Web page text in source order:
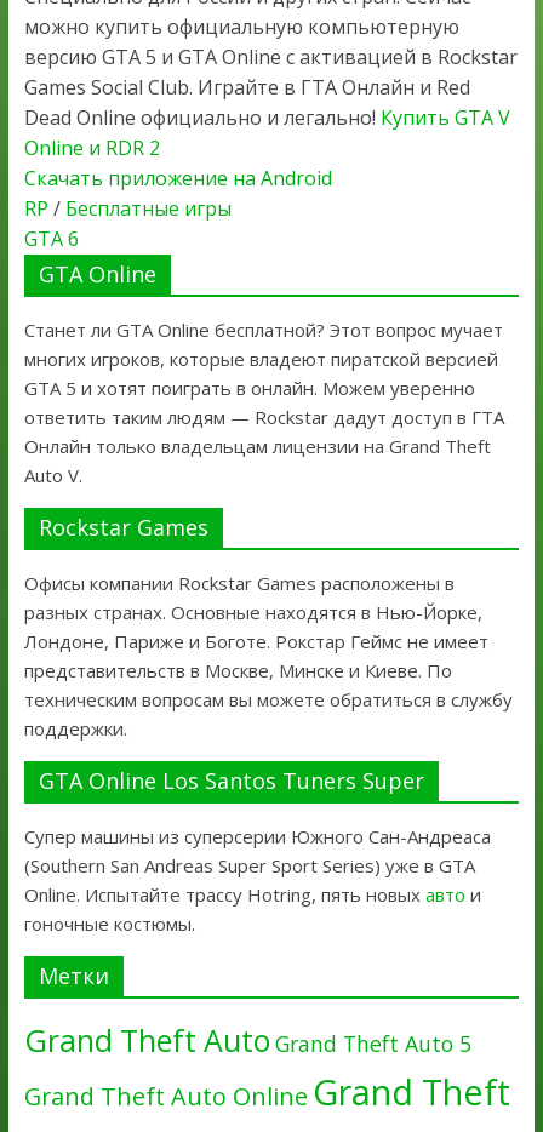
можно купить официальную компьютерную
версию GTA 5 и GTA Online с активацией в Rockstar
Games Social Club. Играйте в ГТА Онлайн и Red
Dead Online официально и легально! Купить GTA V
Online и RDR 2
Скачать приложение на Android
RP / Бесплатные игры
GTA 6
GTA Online
Станет ли GTA Online бесплатной? Этот вопрос мучает
многих игроков, которые владеют пиратской версией
GTA 5 и хотят поиграть в онлайн. Можем уверенно
ответить таким людям — Rockstar дадут доступ в ГТА
Онлайн только владельцам лицензии на Grand Theft
Auto V.
Rockstar Games
Офисы компании Rockstar Games расположены в
разных странах. Основные находятся в Нью-Йорке,
Лондоне, Париже и Боготе. Рокстар Геймс не имеет
представительств в Москве, Минске и Киеве. По
техническим вопросам вы можете обратиться в службу
поддержки.
GTA Online Los Santos Tuners Super
Супер машины из суперсерии Южного Сан-Андреаса
(Southern San Andreas Super Sport Series) уже в GTA
Online. Испытайте трассу Hotring, пять новых авто и
гоночные костюмы.
Метки
Grand Theft Auto Grand Theft Auto 5
Grand Theft Auto Online Grand Theft